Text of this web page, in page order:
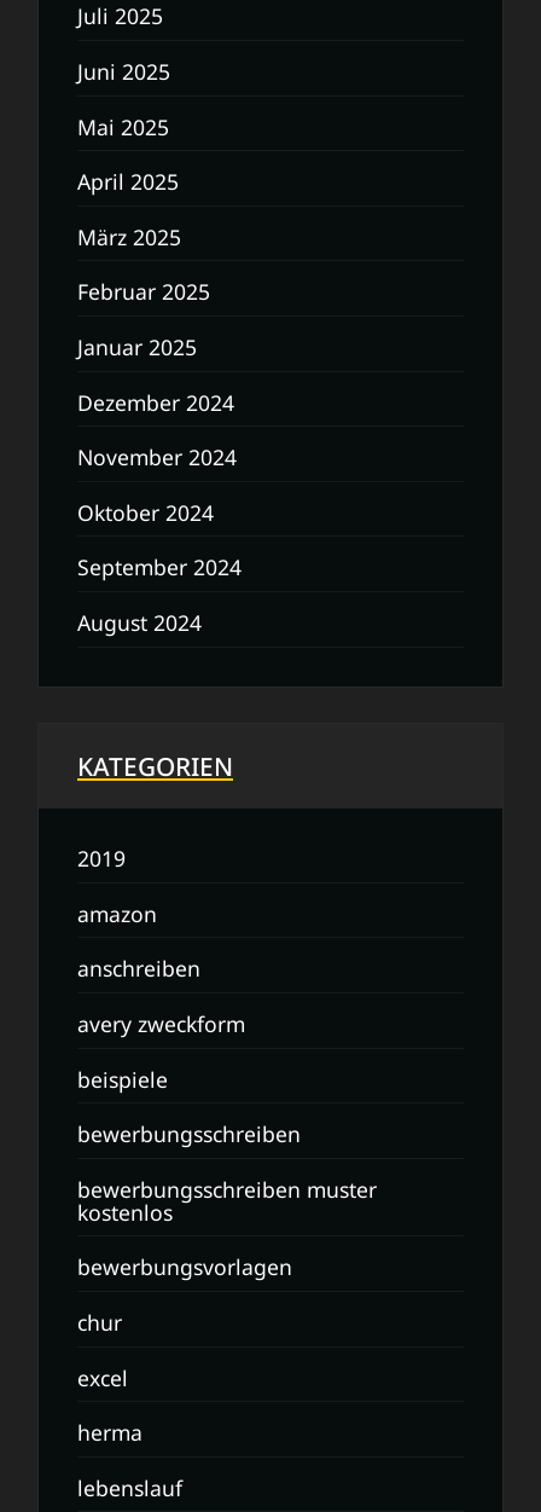
Juli 2025
Juni 2025
Mai 2025
April 2025
März 2025
Februar 2025
Januar 2025
Dezember 2024
November 2024
Oktober 2024
September 2024
August 2024
KATEGORIEN
2019
amazon
anschreiben
avery zweckform
beispiele
bewerbungsschreiben
bewerbungsschreiben muster
kostenlos
bewerbungsvorlagen
chur
excel
herma
lebenslauf